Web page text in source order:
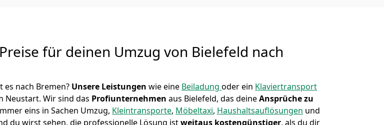
für deinen Umzug von Bielefeld nach
es nach Bremen? Unsere Leistungen wie eine Beiladung oder ein Klaviertransport
Neustart. Wir sind das Profiunternehmen aus Bielefeld, das deineAnsprüche zu
eins in Sachen Umzug, Kleintransporte, Möbeltaxi, Haushaltsauflösungen und
du wirst sehen, die professionelle Lösung istweitaus kostengünstiger, als du dir